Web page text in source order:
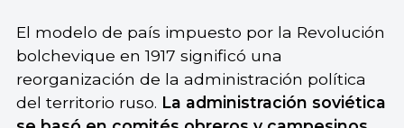
El modelo de país impuesto por la Revolución
bolchevique en 1917 significó una
reorganización de la administración política
del territorio ruso. La administración soviética